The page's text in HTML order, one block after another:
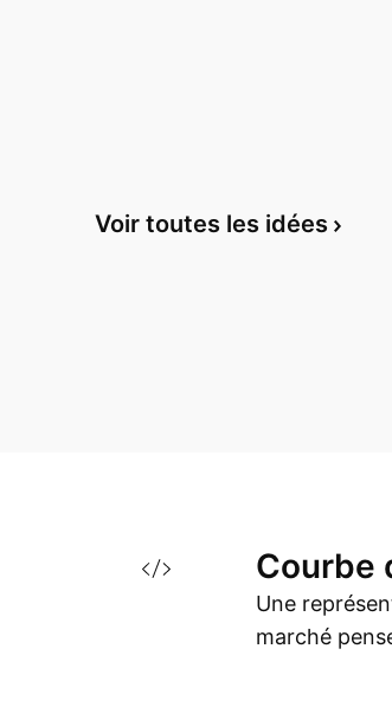
Voir toutes les idées
Courbe
Une
marché